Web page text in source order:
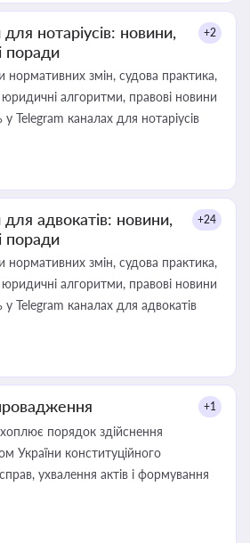
нотаріусів: новини,
поради
+2
нормативних змін, судова практика,
юридичні алгоритми, правові новини
Telegram каналах для нотаріусів
адвокатів: новини,
поради
+24
нормативних змін, судова практика,
юридичні алгоритми, правові новини
Telegram каналах для адвокатів
+1
порядок здійснення
України конституційного
ухвалення актів і формування